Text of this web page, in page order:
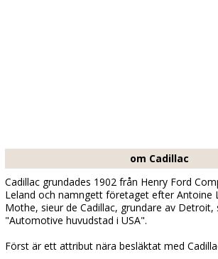
om Cadillac
Cadillac grundades 1902 från Henry Ford
Leland och namngett företaget efter Antoine
Mothe, sieur de Cadillac, grundare av Detroit,
"Automotive huvudstad i USA".
Först är ett attribut nära besläktat med